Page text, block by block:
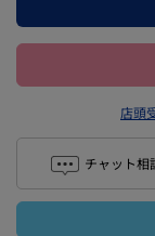
店頭
チャット相